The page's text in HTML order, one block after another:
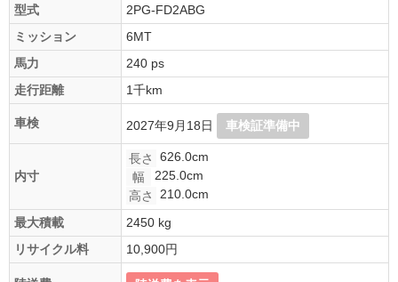
型式
2PG-FD2ABG
ミッション
6MT
馬力
240 ps
走行距離
1千km
車検 2027年9月18日 車検証準備中
内寸
長さ
626.0cm
幅
225.0cm
高さ
210.0cm
最大積載
2450 kg
リサイクル料
10,900円